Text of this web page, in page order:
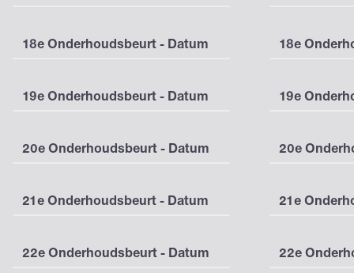
18e Onderhoudsbeurt - Datum 18e
19e Onderhoudsbeurt - Datum 19e
20e Onderhoudsbeurt - Datum 20e
21e Onderhoudsbeurt - Datum 21e
22e Onderhoudsbeurt - Datum 22e